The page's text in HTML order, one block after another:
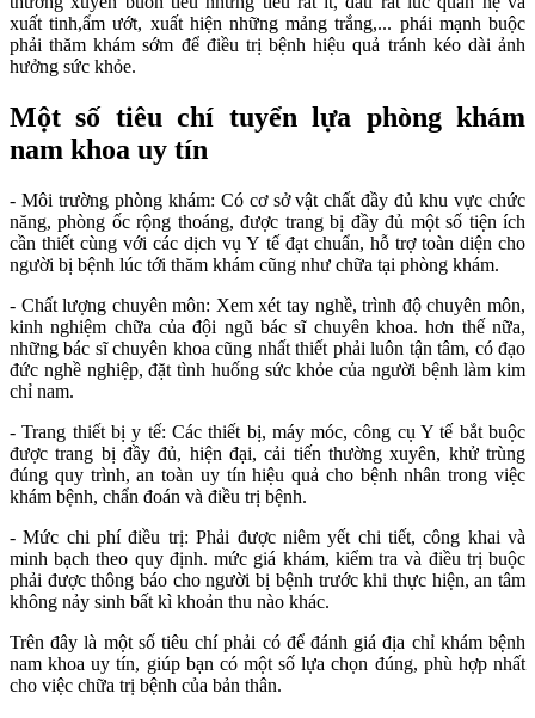
xuất tinh,ẩm ướt, xuất hiện những mảng trắng,... phái mạnh buộc
phải thăm khám sớm để điều trị bệnh hiệu quả tránh kéo dài ảnh
hưởng sức khỏe.
Một số tiêu chí tuyển lựa phòng khám
nam khoa uy tín
- Môi trường phòng khám: Có cơ sở vật chất đầy đủ khu vực chức
năng, phòng ốc rộng thoáng, được trang bị đầy đủ một số tiện ích
cần thiết cùng với các dịch vụ Y tế đạt chuẩn, hỗ trợ toàn diện cho
người bị bệnh lúc tới thăm khám cũng như chữa tại phòng khám.
- Chất lượng chuyên môn: Xem xét tay nghề, trình độ chuyên môn,
kinh nghiệm chữa của đội ngũ bác sĩ chuyên khoa. hơn thế nữa,
những bác sĩ chuyên khoa cũng nhất thiết phải luôn tận tâm, có đạo
đức nghề nghiệp, đặt tình huống sức khỏe của người bệnh làm kim
chỉ nam.
- Trang thiết bị y tế: Các thiết bị, máy móc, công cụ Y tế bắt buộc
được trang bị đầy đủ, hiện đại, cải tiến thường xuyên, khử trùng
đúng quy trình, an toàn uy tín hiệu quả cho bệnh nhân trong việc
khám bệnh, chẩn đoán và điều trị bệnh.
- Mức chi phí điều trị: Phải được niêm yết chi tiết, công khai và
minh bạch theo quy định. mức giá khám, kiểm tra và điều trị buộc
phải được thông báo cho người bị bệnh trước khi thực hiện, an tâm
không nảy sinh bất kì khoản thu nào khác.
Trên đây là một số tiêu chí phải có để đánh giá địa chỉ khám bệnh
nam khoa uy tín, giúp bạn có một số lựa chọn đúng, phù hợp nhất
cho việc chữa trị bệnh của bản thân.